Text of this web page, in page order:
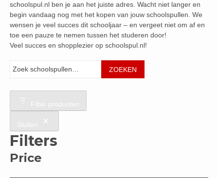
schoolspul.nl ben je aan het juiste adres. Wacht niet langer en
begin vandaag nog met het kopen van jouw schoolspullen. We
wensen je veel succes dit schooljaar – en vergeet niet om af en
toe een pauze te nemen tussen het studeren door!
Veel succes en shopplezier op schoolspul.nl!
ZOEKEN
Filter producten
Sluiten
Filters
Price